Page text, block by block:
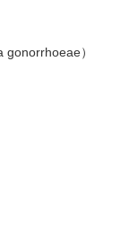
gonorrhoeae）